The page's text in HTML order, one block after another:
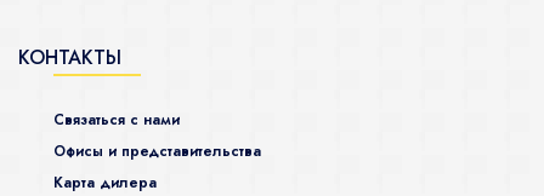
КОНТАКТЫ
Связаться с нами
Офисы и представительства
Карта дилера